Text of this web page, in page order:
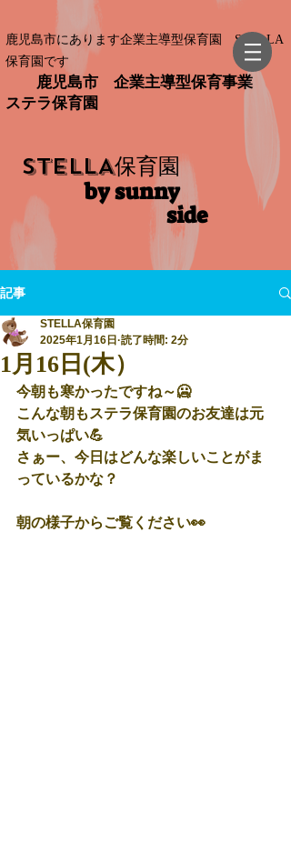
鹿児島市にあります企業主導型保育園 STELLA
保育園です
鹿児島市 企業主導型保育事業
ステラ保育園
STELLA保育園
by sunny
side​
記事
1月16日(木）
STELLA保育園
2025年1月16日 読了時間: 2分
今朝も寒かったですね～🥶
こんな朝もステラ保育園のお友達は元
気いっぱい💪
さぁー、今日はどんな楽しいことがま
っているかな？
朝の様子からご覧ください👀